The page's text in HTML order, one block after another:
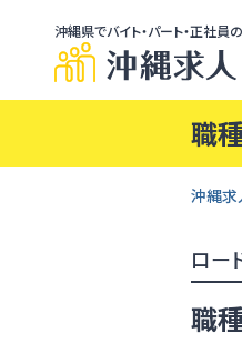
沖縄県でバイト・パート・正社員
職
沖縄求
ロー
職